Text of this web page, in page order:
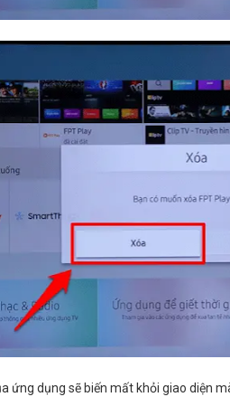
ứng dụng sẽ biến mất khỏi giao diện